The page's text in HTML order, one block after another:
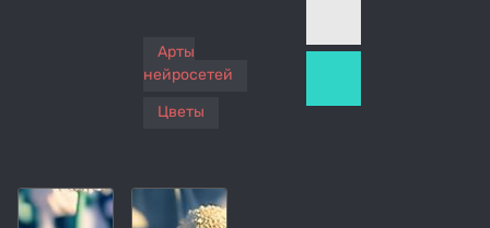
Арты
нейросетей
Цветы